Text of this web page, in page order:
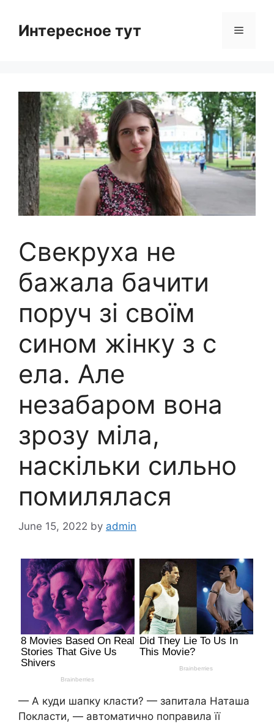
contentИнтересное тут Menu
Свекруха не
бажала бачити
поруч зі своїм
сином жінку з с
ела. Але
незабаром вона
зрозу міла,
наскільки сильно
помилялася
June 15, 2022 by admin
— А куди шапку класти? — запитала Наташа
Покласти, — автоматично поправила її